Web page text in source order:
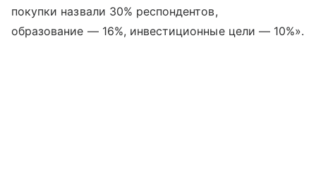
покупки назвали 30% респондентов,
образование — 16%, инвестиционные цели — 10%».